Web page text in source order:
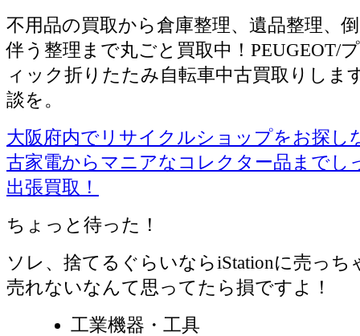
不用品の買取から倉庫整理、遺品整理、
伴う整理まで丸ごと買取中！PEUGEOT/
ィック折りたたみ自転車中古買取りしま
談を。
大阪府内でリサイクルショップをお探し
古家電からマニアなコレクター品までし
出張買取！
ちょっと待った！
ソレ、捨てるぐらいならiStationに売っち
売れないなんて思ってたら損ですよ！
工業機器・工具